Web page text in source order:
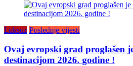
Luksuz Poslednje vijesti
Ovaj evropski grad proglašen
destinacijom 2026. godine !